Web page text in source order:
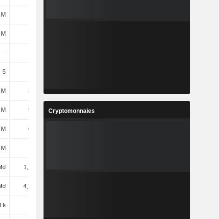
-
5
321 M
901 M 970 M
676 M
1,18 Md
4,74 Md
k
Cryptomonnaies